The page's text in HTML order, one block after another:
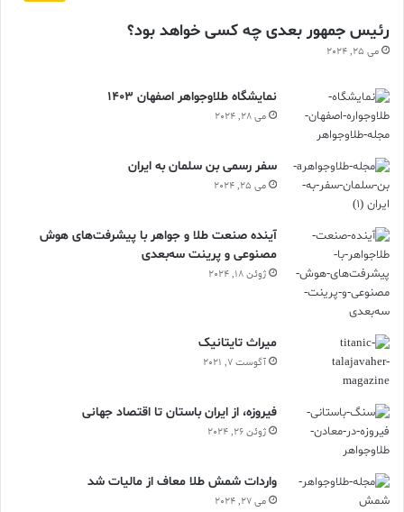
رئیس جمهور بعدی چه کسی خواهد بود؟
می 25, 2024
نمایشگاه طلاوجواهر اصفهان 1403
می 28, 2024
سفر رسمی بن سلمان به ایران
می 25, 2024
آینده صنعت طلا و جواهر با پیشرفت‌های هوش
مصنوعی و پرینت سه‌بعدی
ژوئن 18, 2024
ميراث تايتانيک
آگوست 7, 2021
فیروزه، از ایران باستان تا اقتصاد جهانی
ژوئن 26, 2024
واردات شمش طلا معاف از مالیات شد
می 27, 2024